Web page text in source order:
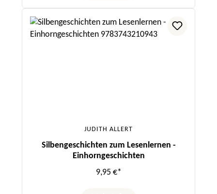
JUDITH ALLERT
Silbengeschichten zum Lesenlernen -
Einhorngeschichten
9,95 €*